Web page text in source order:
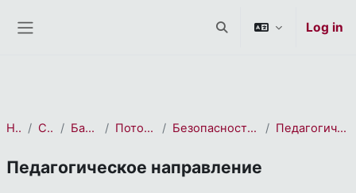
Toggle search input
Log in
Home Courses Бакалавриат Потоковые курсы Безопасность жизнедеятельности Педагогическое направление
Педагогическое направление